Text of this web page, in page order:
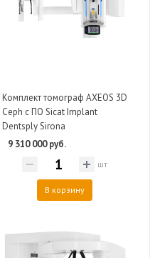
Комплект томограф AXEOS 3D
Ceph с ПО Sicat Implant
Dentsply Sirona
9 310 000 руб.
шт
В корзину